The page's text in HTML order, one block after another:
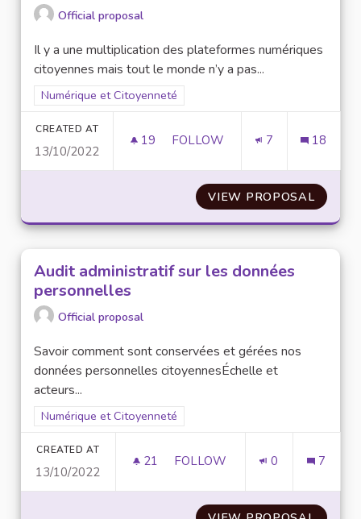
Official proposal
Il y a une multiplication des plateformes numériques
citoyennes mais tout le monde n’y a pas...
Filter results for scope: Numérique et Citoyenneté
Numérique et Citoyenneté
CREATED AT
13/10/2022
19 19 FOLLOWERS
FOLLOW 7 18
VIEW PROPOSAL
Audit administratif sur les données
personnelles
Official proposal
Savoir comment sont conservées et gérées nos
données personnelles citoyennesÉchelle et
acteurs...
Filter results for scope: Numérique et Citoyenneté
Numérique et Citoyenneté
CREATED AT
13/10/2022
21 21 FOLLOWERS
FOLLOW 0 7